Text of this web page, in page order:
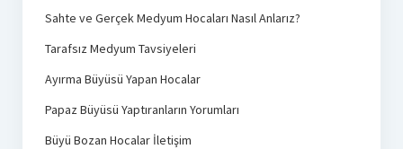
Sahte ve Gerçek Medyum Hocaları Nasıl Anlarız?
Tarafsız Medyum Tavsiyeleri
Ayırma Büyüsü Yapan Hocalar
Papaz Büyüsü Yaptıranların Yorumları
Büyü Bozan Hocalar İletişim